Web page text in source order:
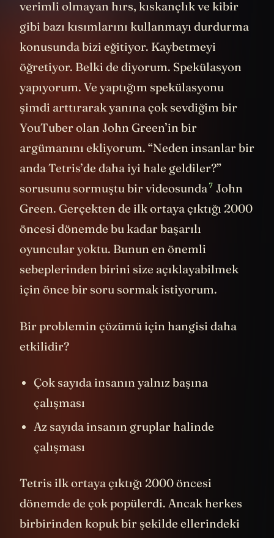
verimli olmayan hırs, kıskançlık ve kibir
gibi bazı kısımlarını kullanmayı durdurma
konusunda bizi eğitiyor. Kaybetmeyi
öğretiyor. Belki de diyorum. Spekülasyon
yapıyorum. Ve yaptığım spekülasyonu
şimdi arttırarak yanına çok sevdiğim bir
YouTuber olan John Green’in bir
argümanını ekliyorum. “Neden insanlar bir
anda Tetris’de daha iyi hale geldiler?”
sorusunu sormuştu bir videosunda7 John
Green. Gerçekten de ilk ortaya çıktığı 2000
öncesi dönemde bu kadar başarılı
oyuncular yoktu. Bunun en önemli
sebeplerinden birini size açıklayabilmek
için önce bir soru sormak istiyorum.
Bir problemin çözümü için hangisi daha
etkilidir?
Çok sayıda insanın yalnız başına
çalışması
Az sayıda insanın gruplar halinde
çalışması
Tetris ilk ortaya çıktığı 2000 öncesi
dönemde de çok popülerdi. Ancak herkes
birbirinden kopuk bir şekilde ellerindeki